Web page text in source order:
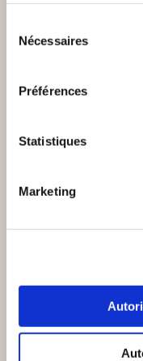
Nécessaires
Préférences
Statistiques
Marketing
HIRIGOYEN